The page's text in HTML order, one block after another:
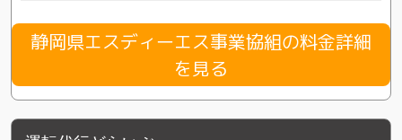
静岡県エスディーエス事業協組の料金詳細
を見る